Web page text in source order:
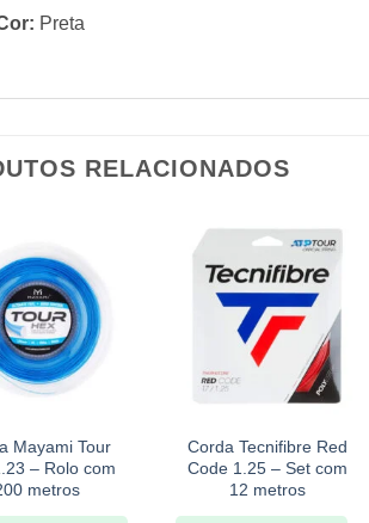
Preta
RELACIONADOS
Mayami Tour
– Rolo com
metros
Corda Tecnifibre Red
Code 1.25 – Set com
12 metros